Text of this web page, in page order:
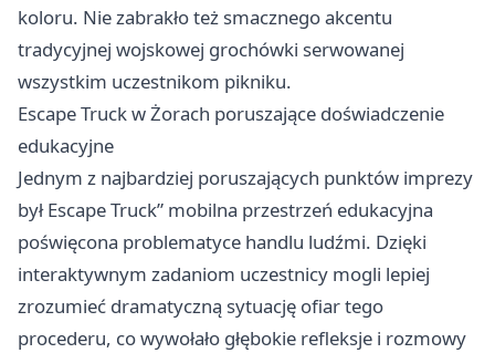
koloru. Nie zabrakło też smacznego akcentu
tradycyjnej wojskowej grochówki serwowanej
wszystkim uczestnikom pikniku.
Escape Truck w Żorach poruszające doświadczenie
edukacyjne
Jednym z najbardziej poruszających punktów imprezy
był Escape Truck” mobilna przestrzeń edukacyjna
poświęcona problematyce handlu ludźmi. Dzięki
interaktywnym zadaniom uczestnicy mogli lepiej
zrozumieć dramatyczną sytuację ofiar tego
procederu, co wywołało głębokie refleksje i rozmowy